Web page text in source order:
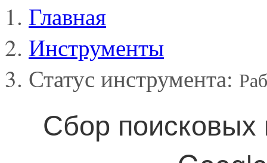
Главная
Инструменты
Статус инструмента:
Сбор поисковых